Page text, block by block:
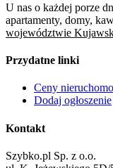
U nas o każdej porze
apartamenty, domy,
województwie
Przydatne linki
Ceny
Dodaj ogłoszenie
Kontakt
Szybko.pl Sp. z o.o.